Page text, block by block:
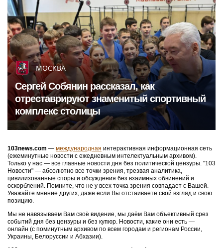
МОСКВА
Сергей Собянин рассказал, как
отреставрируют знаменитый спортивный
комплекс столицы
103news.com — международная интерактивная информационная сеть
(ежеминутные новости с ежедневным интелектуальным архивом).
Только у нас — все главные новости дня без политической цензуры. "103
Новости" — абсолютно все точки зрения, трезвая аналитика,
цивилизованные споры и обсуждения без взаимных обвинений и
оскорблений. Помните, что не у всех точка зрения совпадает с Вашей.
Уважайте мнение других, даже если Вы отстаиваете свой взгляд и свою
позицию.
Мы не навязываем Вам своё видение, мы даём Вам объективный срез
событий дня без цензуры и без купюр. Новости, какие они есть —
онлайн (с поминутным архивом по всем городам и регионам России,
Украины, Белоруссии и Абхазии).